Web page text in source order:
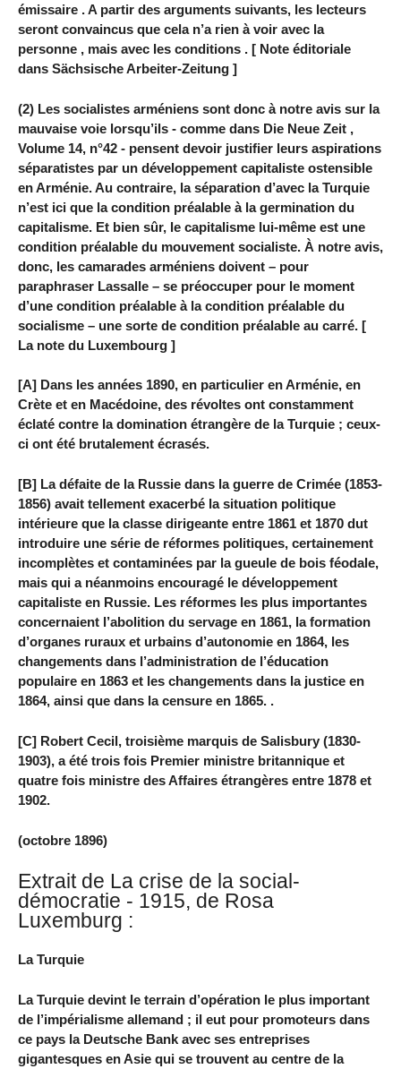
émissaire . A partir des arguments suivants, les lecteurs
seront convaincus que cela n’a rien à voir avec la
personne , mais avec les conditions . [ Note éditoriale
dans Sächsische Arbeiter-Zeitung ]
(2) Les socialistes arméniens sont donc à notre avis sur la
mauvaise voie lorsqu’ils - comme dans Die Neue Zeit ,
Volume 14, n°42 - pensent devoir justifier leurs aspirations
séparatistes par un développement capitaliste ostensible
en Arménie. Au contraire, la séparation d’avec la Turquie
n’est ici que la condition préalable à la germination du
capitalisme. Et bien sûr, le capitalisme lui-même est une
condition préalable du mouvement socialiste. À notre avis,
donc, les camarades arméniens doivent – ​​pour
paraphraser Lassalle – se préoccuper pour le moment
d’une condition préalable à la condition préalable du
socialisme – une sorte de condition préalable au carré. [
La note du Luxembourg ]
[A] Dans les années 1890, en particulier en Arménie, en
Crète et en Macédoine, des révoltes ont constamment
éclaté contre la domination étrangère de la Turquie ; ceux-
ci ont été brutalement écrasés.
[B] La défaite de la Russie dans la guerre de Crimée (1853-
1856) avait tellement exacerbé la situation politique
intérieure que la classe dirigeante entre 1861 et 1870 dut
introduire une série de réformes politiques, certainement
incomplètes et contaminées par la gueule de bois féodale,
mais qui a néanmoins encouragé le développement
capitaliste en Russie. Les réformes les plus importantes
concernaient l’abolition du servage en 1861, la formation
d’organes ruraux et urbains d’autonomie en 1864, les
changements dans l’administration de l’éducation
populaire en 1863 et les changements dans la justice en
1864, ainsi que dans la censure en 1865. .
[C] Robert Cecil, troisième marquis de Salisbury (1830-
1903), a été trois fois Premier ministre britannique et
quatre fois ministre des Affaires étrangères entre 1878 et
1902.
(octobre 1896)
Extrait de La crise de la social-
démocratie - 1915, de Rosa
Luxemburg :
La Turquie
La Turquie devint le terrain d’opération le plus important
de l’impérialisme allemand ; il eut pour promoteurs dans
ce pays la Deutsche Bank avec ses entreprises
gigantesques en Asie qui se trouvent au centre de la